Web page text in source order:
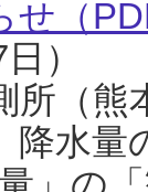
せ（
）
所（熊
降水
」の